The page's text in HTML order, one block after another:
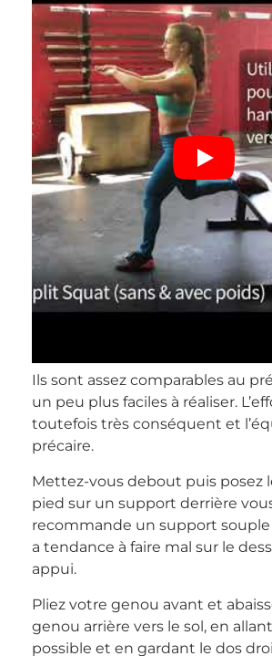
Ils sont assez comparables au
un peu plus faciles à réaliser.
toutefois très conséquent et
précaire.
Mettez-vous debout puis posez
pied sur un support derrière
recommande un support souple
a tendance à faire mal sur le
appui.
Pliez votre genou avant et
genou arrière vers le sol, en
possible et en gardant le dos